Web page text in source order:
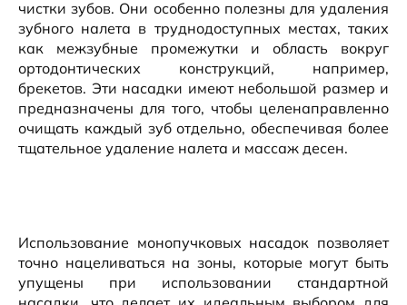
чистки зубов. Они особенно полезны для удаления
зубного налета в труднодоступных местах, таких
как межзубные промежутки и область вокруг
ортодонтических конструкций, например,
брекетов. Эти насадки имеют небольшой размер и
предназначены для того, чтобы целенаправленно
очищать каждый зуб отдельно, обеспечивая более
тщательное удаление налета и массаж десен.
Использование монопучковых насадок позволяет
точно нацеливаться на зоны, которые могут быть
упущены при использовании стандартной